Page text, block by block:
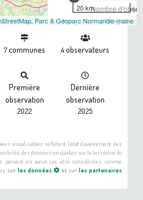
Nombre
20 km
, Parc & Géoparc Normandie-maine
7communes 4observateurs
Première
observation
2022
Dernière
observation
2025
visualisables reflètent l'état d'avancement des
des données existantes sur le territoire du
en aucun cas être considérées comme
sur les données et surles partenaires